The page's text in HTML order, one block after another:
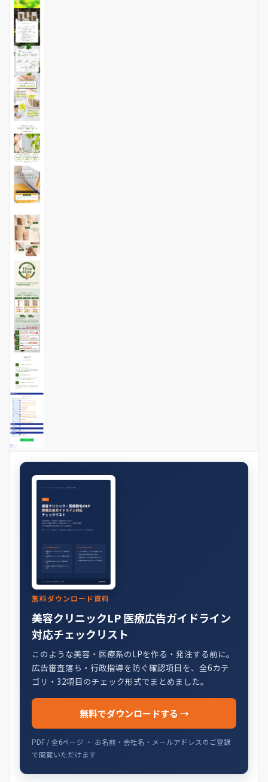
無料ダウンロード資料
美容クリニックLP 医療広告ガイドライン
対応チェックリスト
このような美容・医療系のLPを作る・発注する前に。
広告審査落ち・行政指導を防ぐ確認項目を、全6カテ
ゴリ・32項目のチェック形式でまとめました。
無料でダウンロードする →
PDF / 全6ページ ・ お名前・会社名・メールアドレスのご登録
で閲覧いただけます